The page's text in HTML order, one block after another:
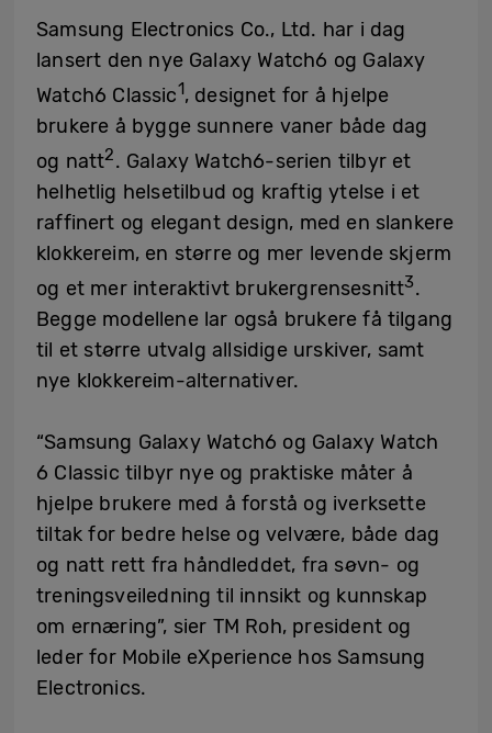
Samsung Electronics Co., Ltd. har i dag
lansert den nye Galaxy Watch6 og Galaxy
Watch6 Classic1, designet for å hjelpe
brukere å bygge sunnere vaner både dag
og natt2. Galaxy Watch6-serien tilbyr et
helhetlig helsetilbud og kraftig ytelse i et
raffinert og elegant design, med en slankere
klokkereim, en større og mer levende skjerm
og et mer interaktivt brukergrensesnitt3.
Begge modellene lar også brukere få tilgang
til et større utvalg allsidige urskiver, samt
nye klokkereim-alternativer.
“Samsung Galaxy Watch6 og Galaxy Watch
6 Classic tilbyr nye og praktiske måter å
hjelpe brukere med å forstå og iverksette
tiltak for bedre helse og velvære, både dag
og natt rett fra håndleddet, fra søvn- og
treningsveiledning til innsikt og kunnskap
om ernæring”, sier TM Roh, president og
leder for Mobile eXperience hos Samsung
Electronics.